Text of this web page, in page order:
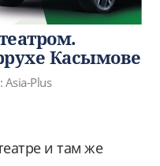
Касымове
Asia-Plus
и там же